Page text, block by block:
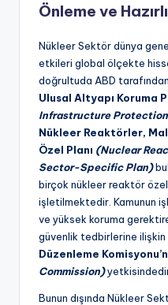
Önleme ve
Nükleer Sektör dünya
etkileri global ölçekte
doğrultuda ABD tarafından
Ulusal Altyapı Koruma
Infrastructure
Nükleer Reaktörler,
Özel Planı (Nuclear
Sector-Specific Plan)
birçok nükleer reaktör
işletilmektedir. Kamunun
ve yüksek koruma
güvenlik tedbirlerine ilişkin
Düzenleme
Commission)
Bunun dışında Nükleer